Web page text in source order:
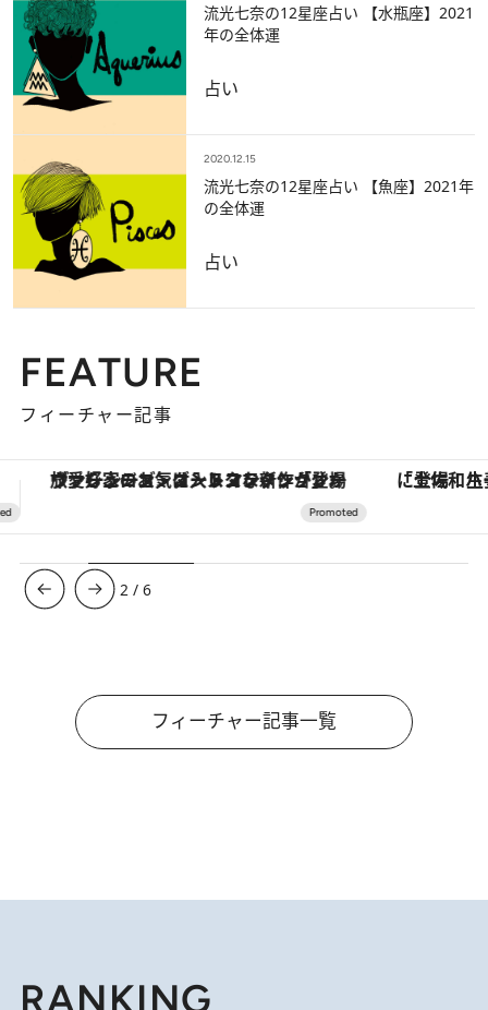
流光七奈の12星座占い 【水瓶座】2021
年の全体運
占い
2020.12.15
流光七奈の12星座占い 【魚座】2021年
の全体運
占い
FEATURE
フィーチャー記事
「土佐和ハーブかき氷」がOMO7高知に登場！生姜、山椒、大葉など目にも舌にも涼を呼ぶ郷土の味
3 /6
フィーチャー記事一覧
RANKING